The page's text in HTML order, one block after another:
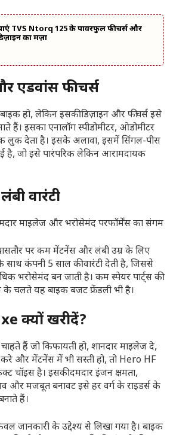
TVS Ntorq 125 के पावरफुल फीचर्स और
का मज़ा
एडवांस फीचर्स
हो, लेकिन इसकी डिज़ाइन और फीचर्स इसे
हैं। इसका एनालॉग स्पीडोमीटर, ओडोमीटर
देता है। इसके अलावा, इसमें सिंगल-पीस
है, जो इसे पारंपरिक लेकिन आरामदायक
वारंटी
पर कम मेंटनेंस और लंबी उम्र के लिए
साथ कंपनी 5 साल की वारंटी देती है, जिससे
भरोसेमंद बन जाती है। कम स्पेयर पार्ट्स की
यह बाइक बजट फ्रेंडली भी है।
क्यों खरीदें?
हैं जो किफायती हो, शानदार माइलेज दे,
करे और मेंटनेंस में भी सस्ती हो, तो Hero HF
चॉइस है। इसकी दमदार इंजन क्षमता,
और मजबूत बनावट इसे हर वर्ग के राइडर्स के
हैं।
जानकारी के उद्देश्य से लिखा गया है। बाइक